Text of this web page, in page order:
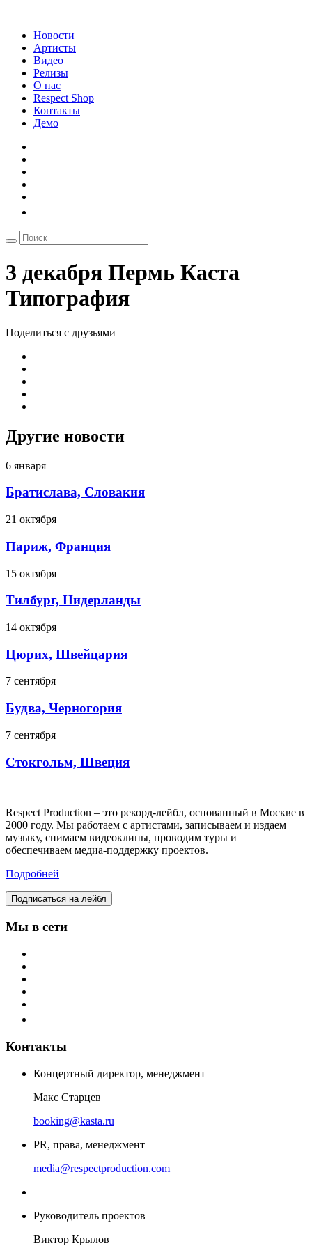
Новости
Артисты
Видео
Релизы
О нас
Respect Shop
Контакты
Демо
3 декабря Пермь Каста
Типография
Поделиться с друзьями
Другие новости
6 января
Братислава, Словакия
21 октября
Париж, Франция
15 октября
Тилбург, Нидерланды
14 октября
Цюрих, Швейцария
7 сентября
Будва, Черногория
7 сентября
Стокгольм, Швеция
Respect Production – это рекорд-лейбл, основанный в Москве в
2000 году. Мы работаем с артистами, записываем и издаем
музыку, снимаем видеоклипы, проводим туры и
обеспечиваем медиа-поддержку проектов.
Подробней
Подписаться на лейбл
Мы в сети
Контакты
Концертный директор, менеджмент
Макс Старцев
booking@kasta.ru
PR, права, менеджмент
media@respectproduction.com
Руководитель проектов
Виктор Крылов